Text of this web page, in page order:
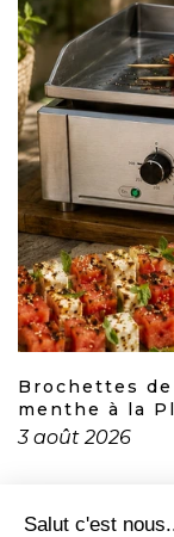
Brochettes
menthe à la
3 août 2026